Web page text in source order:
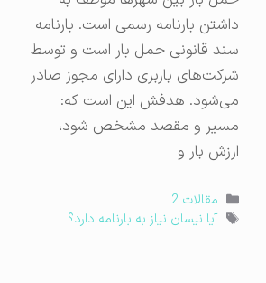
داشتن بارنامه رسمی است. بارنامه
سند قانونی حمل بار است و توسط
شرکت‌های باربری دارای مجوز صادر
می‌شود. هدفش این است که:
مسیر و مقصد مشخص شود،
ارزش بار و
دسته‌ها
مقالات 2
برچسب‌ها
آیا نیسان نیاز به بارنامه دارد؟